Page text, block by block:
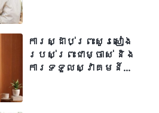
ងៃបន្ទាប់ ខ្ញុំទៅធ្វើ
។ ខ្ញុំបានទៅ
ាហារថ្ងៃត្រង់ និង
ពេលនោះ ខ្ញុំចាប់
ម្នាក់ពីចម្ងាយ ដូច្នេះ
ាត់ ក្នុងបំណងចង់ផ្សាយ
ការស្ដាប់ព្រះសូរសៀង
របស់ព្រះជាម្ចាស់ និង
ការទទួលស្វាគមន៍